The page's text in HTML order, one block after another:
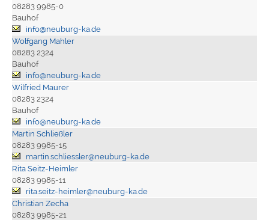
08283 9985-0
Bauhof
info@neuburg-ka.de
Wolfgang Mahler
08283 2324
Bauhof
info@neuburg-ka.de
Wilfried Maurer
08283 2324
Bauhof
info@neuburg-ka.de
Martin Schließler
08283 9985-15
martin.schliessler@neuburg-ka.de
Rita Seitz-Heimler
08283 9985-11
rita.seitz-heimler@neuburg-ka.de
Christian Zecha
08283 9985-21